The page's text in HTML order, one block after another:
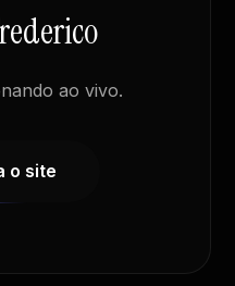
ao vivo.
o site